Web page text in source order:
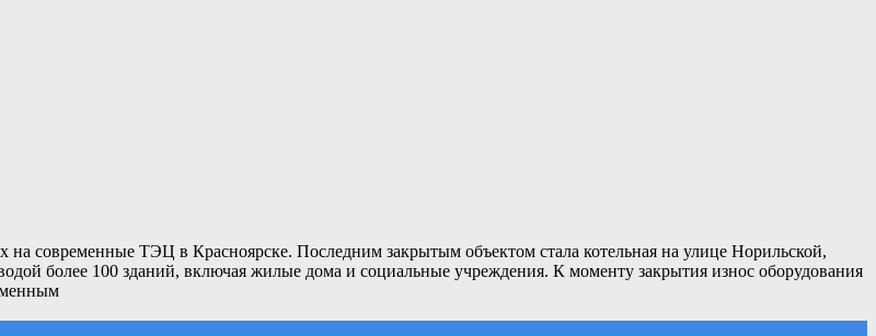
современные ТЭЦ в Красноярске. Последним закрытым объектом стала котельная на улице Норильской,
более 100 зданий, включая жилые дома и социальные учреждения. К моменту закрытия износ оборудования